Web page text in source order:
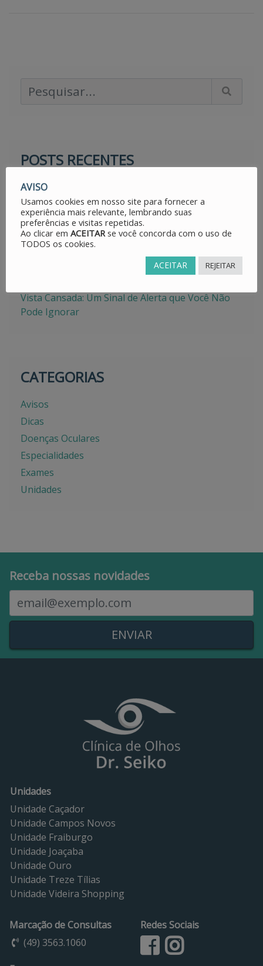
Pesquisar Artigos
POSTS RECENTES
Estrabismo: Entendendo e Lidando com o
Desalinhamento dos Olhos
Transforme Sua Pele em Minutos com Fios de
PDO – Descubra o Segredo da Juventude!
Doenças Oculares: Os Segredos Desconhecidos
Como as alergias oculares podem afetar
Vista Cansada: Um Sinal de Alerta que Você Não
Pode Ignorar
CATEGORIAS
Avisos
Dicas
Doenças Oculares
Especialidades
Exames
Unidades
Receba nossas novidades
Unidades
Unidade Caçador
Unidade Campos Novos
Unidade Fraiburgo
Unidade Joaçaba
Unidade Ouro
Unidade Treze Tílias
Unidade Videira Shopping
Marcação de Consultas
(49) 3563.1060
Redes Sociais
AVISO
Usamos cookies em nosso site para fornecer a
experiência mais relevante, lembrando suas
preferências e visitas repetidas.
Ao clicar em ACEITAR se você concorda com o uso de
TODOS os cookies.
ACEITAR REJEITAR